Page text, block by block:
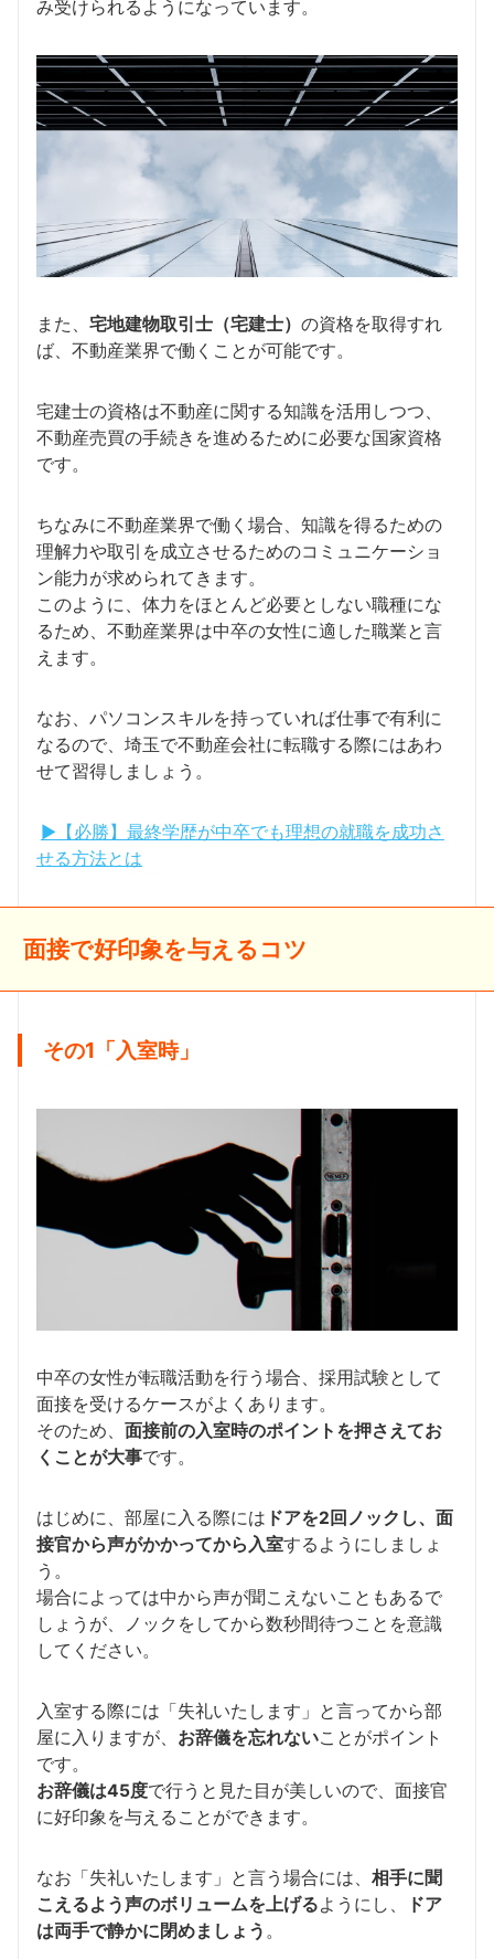
み受けられるようになっています。
また、 宅地建物取引士（宅建士） の資格を取得すれ
ば、不動産業界で働くことが可能です。
宅建士の資格は不動産に関する知識を活用しつつ、
不動産売買の手続きを進めるために必要な国家資格
です。
ちなみに不動産業界で働く場合、知識を得るための
理解力や取引を成立させるためのコミュニケーショ
ン能力が求められてきます。
このように、体力をほとんど必要としない職種にな
るため、不動産業界は中卒の女性に適した職業と言
えます。
なお、パソコンスキルを持っていれば仕事で有利に
なるので、埼玉で不動産会社に転職する際にはあわ
せて習得しましょう。
▶【必勝】最終学歴が中卒でも理想の就職を成功さ
せる方法とは
面接で好印象を与えるコツ
その1「入室時」
中卒の女性が転職活動を行う場合、採用試験として
面接を受けるケースがよくあります。
そのため、 面接前の入室時のポイントを押さえてお
くことが大事です。
はじめに、部屋に入る際には ドアを2回ノックし、面
接官から声がかかってから入室するようにしましょ
う。
場合によっては中から声が聞こえないこともあるで
しょうが、ノックをしてから数秒間待つことを意識
してください。
入室する際には「失礼いたします」と言ってから部
屋に入りますが、 お辞儀を忘れないことがポイント
です。
お辞儀は45度で行うと見た目が美しいので、面接官
に好印象を与えることができます。
なお「失礼いたします」と言う場合には、 相手に聞
こえるよう声のボリュームを上げるようにし、
ドア
は両手で静かに閉めましょう 。